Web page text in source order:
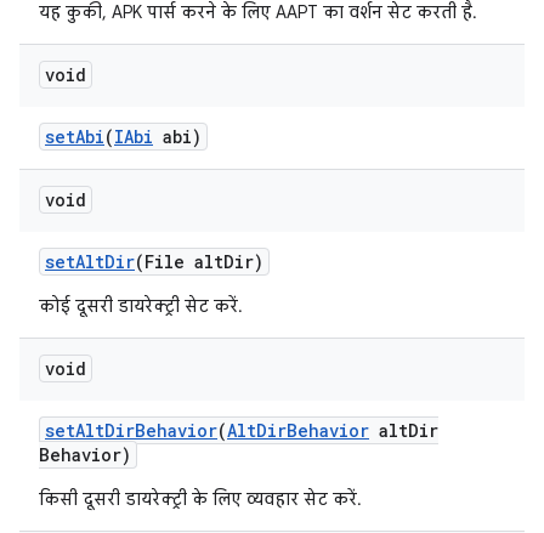
यह कुकी, APK पार्स करने के लिए AAPT का वर्शन सेट करती है.
void
setAbi(IAbi abi)
void
setAltDir(File altDir)
कोई दूसरी डायरेक्ट्री सेट करें.
void
setAltDirBehavior(AltDirBehavior altDir
Behavior)
किसी दूसरी डायरेक्ट्री के लिए व्यवहार सेट करें.